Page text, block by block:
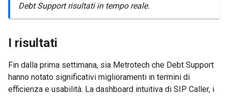
Debt Support risultati in tempo reale.
I risultati
Fin dalla prima settimana, sia Metrotech che Debt Support
hanno notato significativi miglioramenti in termini di
efficienza e usabilità. La dashboard intuitiva di SIP Caller, i